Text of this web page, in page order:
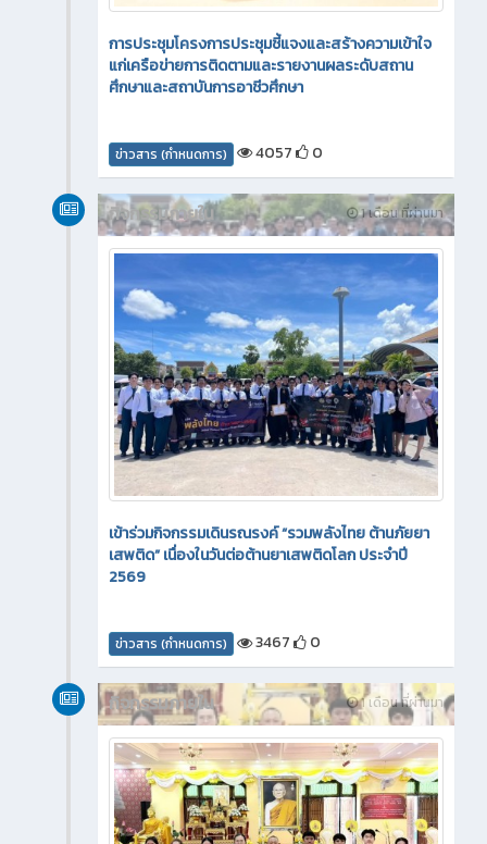
การประชุมโครงการประชุมชี้แจงและสร้างความเข้าใจ
แก่เครือข่ายการติดตามและรายงานผลระดับสถาน
ศึกษาและสถาบันการอาชีวศึกษา
ข่าวสาร (กำหนดการ) 4057 0
1 เดือน ที่ผ่านมา
กิจกรรมภายใน
เข้าร่วมกิจกรรมเดินรณรงค์ “รวมพลังไทย ต้านภัยยา
เสพติด” เนื่องในวันต่อต้านยาเสพติดโลก ประจำปี
2569
ข่าวสาร (กำหนดการ) 3467 0
1 เดือน ที่ผ่านมา
กิจกรรมภายใน